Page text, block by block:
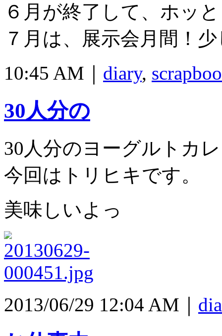
６月が終了して、ホッ
７月は、展示会月間！
10:45 AM｜ diary,
30人分の
30人分のヨーグルトカ
今回はトリヒキです。
美味しいよっ
2013/06/29 12:04 AM｜